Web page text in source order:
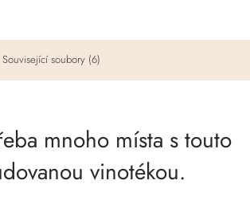
Související soubory (6)
mnoho místa s touto
vinotékou.